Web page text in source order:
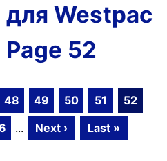
Westpac
52
48 49 50 51
52
... Next › Last »